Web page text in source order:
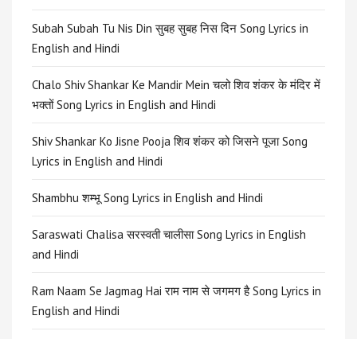
Subah Subah Tu Nis Din सुबह सुबह निस दिन Song Lyrics in
English and Hindi
Chalo Shiv Shankar Ke Mandir Mein चलो शिव शंकर के मंदिर में
भक्तों Song Lyrics in English and Hindi
Shiv Shankar Ko Jisne Pooja शिव शंकर को जिसने पूजा Song
Lyrics in English and Hindi
Shambhu शम्भू Song Lyrics in English and Hindi
Saraswati Chalisa सरस्वती चालीसा Song Lyrics in English
and Hindi
Ram Naam Se Jagmag Hai राम नाम से जगमग है Song Lyrics in
English and Hindi